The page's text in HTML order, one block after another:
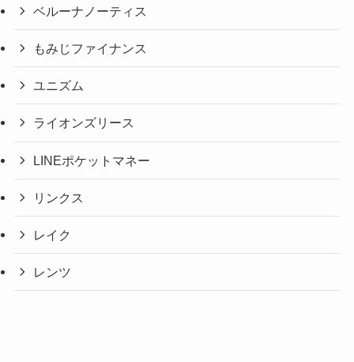
ベルーナノーティス
もみじファイナンス
ユニズム
ライオンズリース
LINEポケットマネー
リンクス
レイク
レンツ